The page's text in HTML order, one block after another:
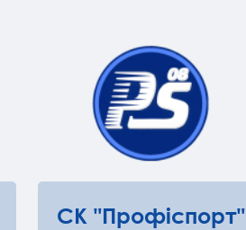
СК "Профіспорт"